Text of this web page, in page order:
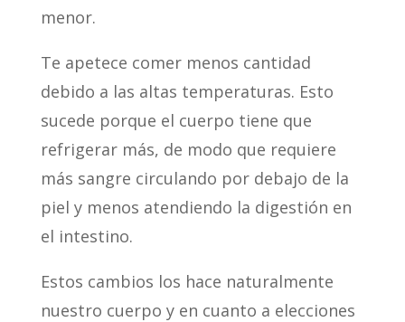
menor.
Te apetece comer menos cantidad
debido a las altas temperaturas. Esto
sucede porque el cuerpo tiene que
refrigerar más, de modo que requiere
más sangre circulando por debajo de la
piel y menos atendiendo la digestión en
el intestino.
Estos cambios los hace naturalmente
nuestro cuerpo y en cuanto a elecciones